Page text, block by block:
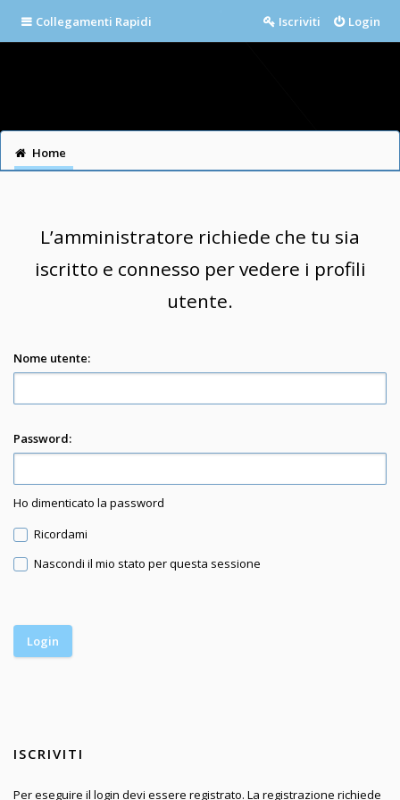
Collegamenti Rapidi Login
Iscriviti
Home
L’amministratore richiede che tu sia
iscritto e connesso per vedere i profili
utente.
Nome utente:
Password:
Ho dimenticato la password
Ricordami
Nascondi il mio stato per questa sessione
ISCRIVITI
Per eseguire il login devi essere registrato. La registrazione richiede